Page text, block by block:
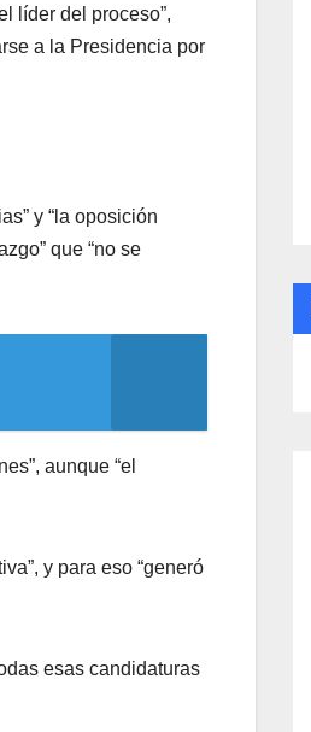
líder del proceso”,
a la Presidencia por
y “la oposición
que “no se
aunque “el
y para eso “generó
esas candidaturas